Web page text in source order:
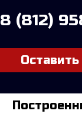
8 (812)